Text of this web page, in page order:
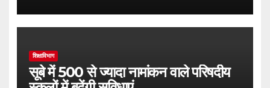
शिक्षाविभाग
सूबे में 500 से ज्यादा नामांकन वाले परिषदीय